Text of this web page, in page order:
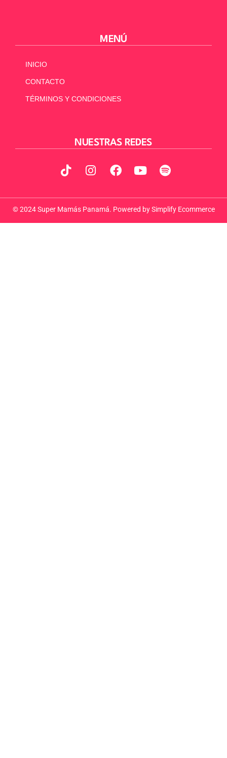
MENÚ
INICIO
CONTACTO
TÉRMINOS Y CONDICIONES
NUESTRAS REDES
© 2024 Super Mamás Panamá. Powered by Simplify Ecommerce